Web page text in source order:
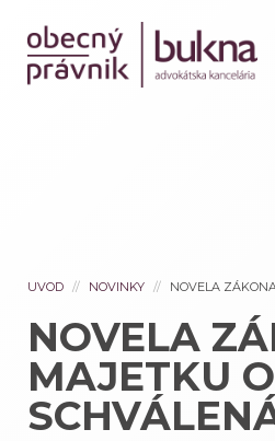
UVOD NOVINKY NOVELA
NOVELA
MAJETKU